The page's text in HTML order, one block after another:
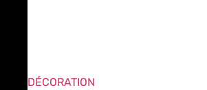
DÉCORATION